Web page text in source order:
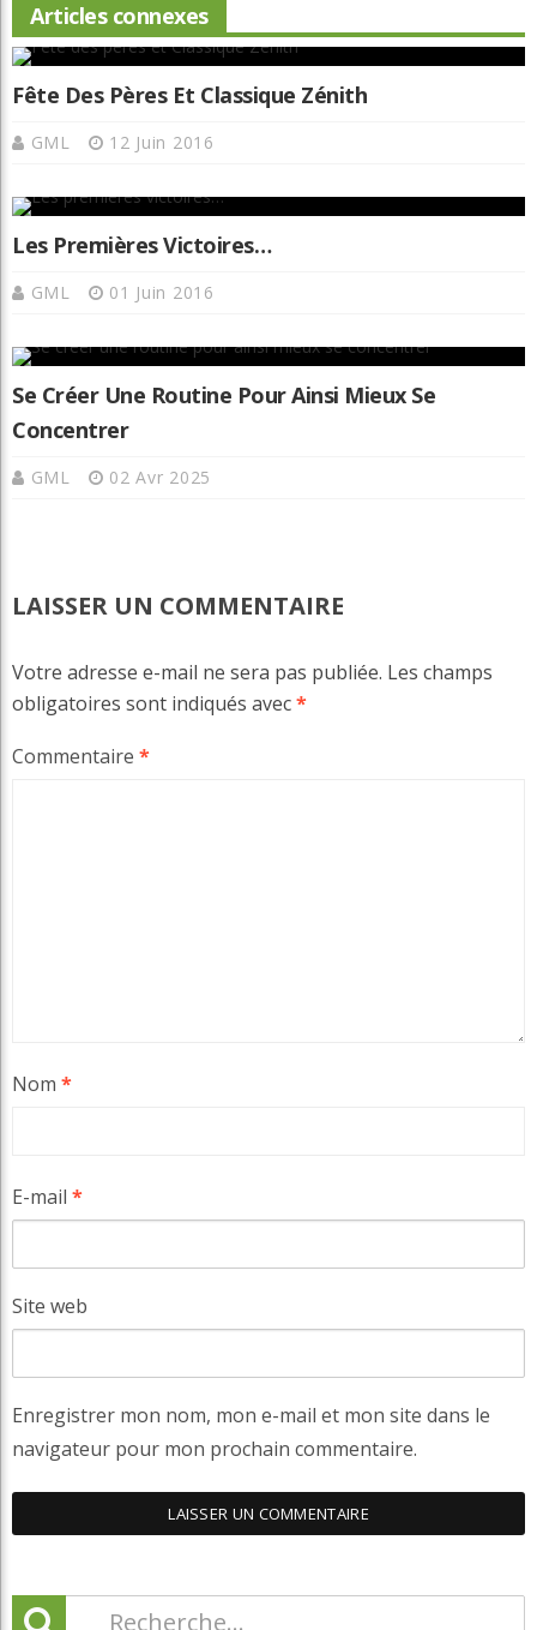
Articles connexes
Fête Des Pères Et Classique Zénith
GML 12 Juin 2016
Les Premières Victoires…
GML 01 Juin 2016
Se Créer Une Routine Pour Ainsi Mieux Se
Concentrer
GML 02 Avr 2025
LAISSER UN COMMENTAIRE
Votre adresse e-mail ne sera pas publiée. Les champs
obligatoires sont indiqués avec*
Commentaire *
Nom *
E-mail *
Site web
Enregistrer mon nom, mon e-mail et mon site dans le
navigateur pour mon prochain commentaire.